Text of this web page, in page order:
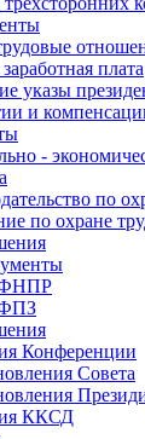
плата
указы
и
-
по
по охране
ФНПР
Конференции
Совета
ККСД